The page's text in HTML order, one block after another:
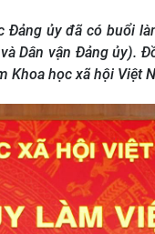
ủy đã có buổi
Dân vận Đảng ủy).
Khoa học xã hội Việt